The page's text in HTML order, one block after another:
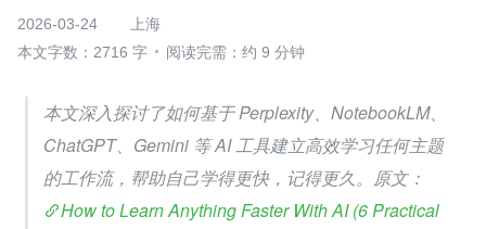
2026-03-24
上海
本文字数：2716 字
阅读完需：约 9 分钟
本文深入探讨了如何基于 Perplexity、NotebookLM、
ChatGPT、Gemini 等 AI 工具建立高效学习任何主题
的工作流，帮助自己学得更快，记得更久。原文：
How to Learn Anything Faster With AI (6 Practical